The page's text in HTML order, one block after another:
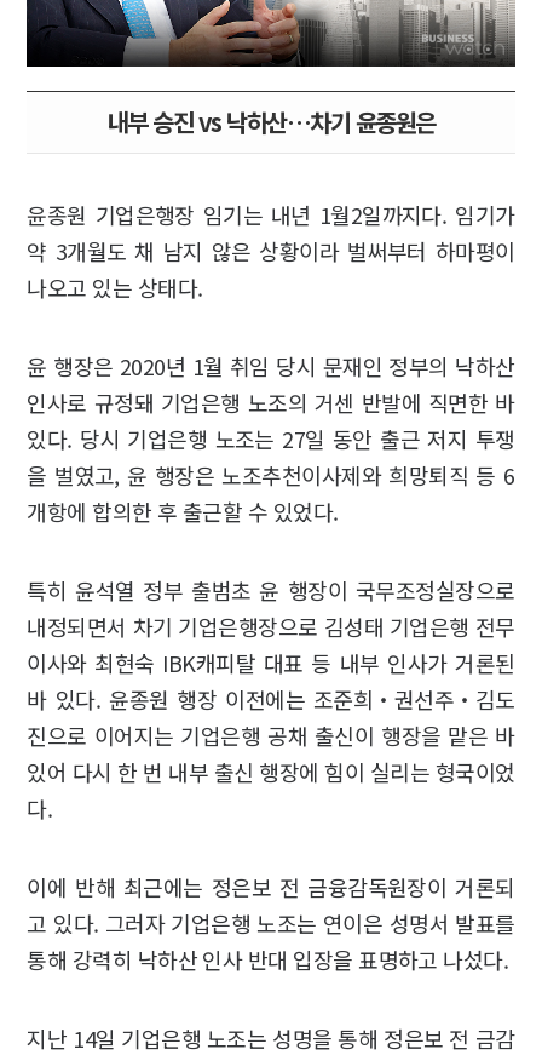
내부 승진 vs 낙하산…차기 윤종원은
윤종원 기업은행장 임기는 내년 1월2일까지다. 임기가
약 3개월도 채 남지 않은 상황이라 벌써부터 하마평이
나오고 있는 상태다.
윤 행장은 2020년 1월 취임 당시 문재인 정부의 낙하산
인사로 규정돼 기업은행 노조의 거센 반발에 직면한 바
있다. 당시 기업은행 노조는 27일 동안 출근 저지 투쟁
을 벌였고, 윤 행장은 노조추천이사제와 희망퇴직 등 6
개항에 합의한 후 출근할 수 있었다.
특히 윤석열 정부 출범초 윤 행장이 국무조정실장으로
내정되면서 차기 기업은행장으로 김성태 기업은행 전무
이사와 최현숙 IBK캐피탈 대표 등 내부 인사가 거론된
바 있다. 윤종원 행장 이전에는 조준희‧권선주‧김도
진으로 이어지는 기업은행 공채 출신이 행장을 맡은 바
있어 다시 한 번 내부 출신 행장에 힘이 실리는 형국이었
다.
이에 반해 최근에는 정은보 전 금융감독원장이 거론되
고 있다. 그러자 기업은행 노조는 연이은 성명서 발표를
통해 강력히 낙하산 인사 반대 입장을 표명하고 나섰다.
지난 14일 기업은행 노조는 성명을 통해 정은보 전 금감